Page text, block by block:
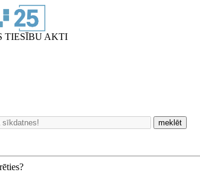
TIESĪBU AKTI
meklēt